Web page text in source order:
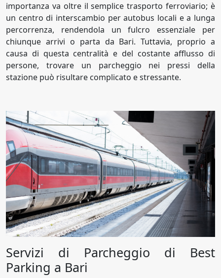
importanza va oltre il semplice trasporto ferroviario; è
un centro di interscambio per autobus locali e a lunga
percorrenza, rendendola un fulcro essenziale per
chiunque arrivi o parta da Bari. Tuttavia, proprio a
causa di questa centralità e del costante afflusso di
persone, trovare un parcheggio nei pressi della
stazione può risultare complicato e stressante.
Servizi di Parcheggio di Best
Parking a Bari